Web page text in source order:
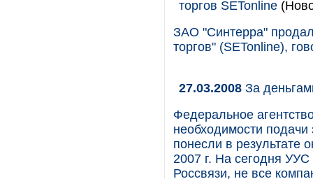
торгов SETonline
ЗАО "Синтерра"
торгов" (SETonline),
27.03.2008 За
Федеральное
необходимости
понесли в результате
2007 г. На сегодня
Россвязи, не все